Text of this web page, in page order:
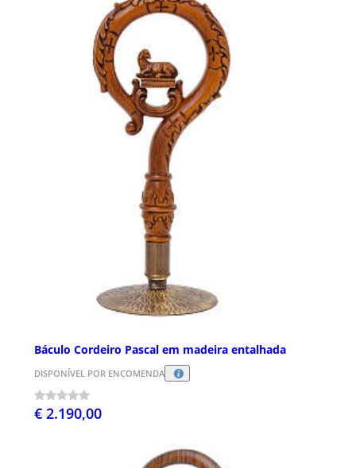
Báculo Cordeiro Pascal em madeira entalhada
DISPONÍVEL POR ENCOMENDA
€ 2.190,00